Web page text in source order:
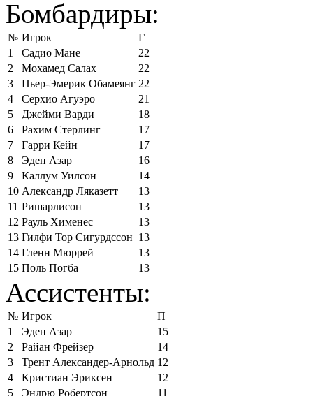
Бомбардиры:
№ Игрок
Г
1
Садио Мане
22
2
Мохамед Салах
22
3
Пьер-Эмерик Обамеянг 22
4
Серхио Агуэро
21
5
Джейми Варди
18
6
Рахим Стерлинг
17
7
Гарри Кейн
17
8
Эден Азар
16
9
Каллум Уилсон
14
10 Александр Ляказетт
13
11 Ришарлисон
13
12 Рауль Хименес
13
13 Гилфи Тор Сигурдссон 13
14 Гленн Мюррей
13
15 Поль Погба 13
Ассистенты:
№ Игрок
П
1
Эден Азар
15
2
Райан Фрейзер
14
3
Трент Александер-Арнольд 12
4
Кристиан Эриксен
12
5
Эндрю Робертсон
11